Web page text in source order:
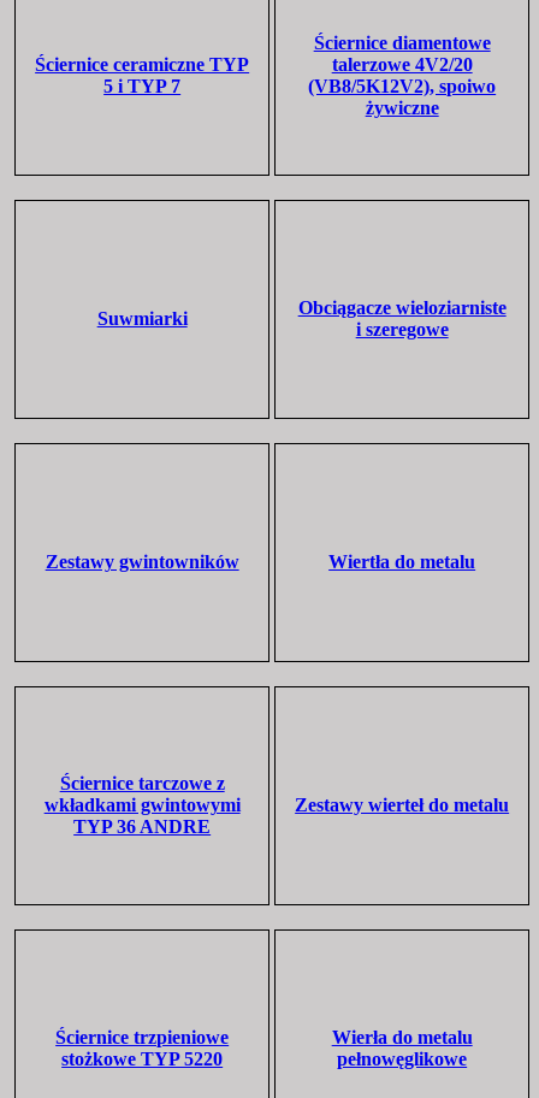
Ściernice ceramiczne TYP
5 i TYP 7
Ściernice diamentowe
talerzowe 4V2/20
(VB8/5K12V2), spoiwo
żywiczne
Suwmiarki
Obciągacze wieloziarniste
i szeregowe
Zestawy gwintowników Wiertła do metalu
Ściernice tarczowe z
wkładkami gwintowymi
TYP 36 ANDRE
Zestawy wierteł do metalu
Ściernice trzpieniowe
stożkowe TYP 5220
Wierła do metalu
pełnowęglikowe